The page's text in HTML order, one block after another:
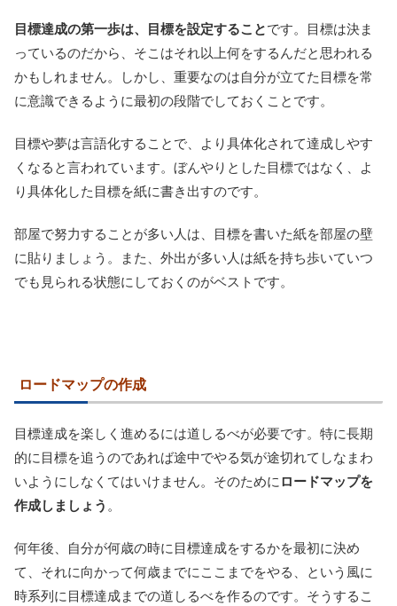
目標達成の第一歩は、目標を設定することです。目標は決ま
っているのだから、そこはそれ以上何をするんだと思われる
かもしれません。しかし、重要なのは自分が立てた目標を常
に意識できるように最初の段階でしておくことです。
目標や夢は言語化することで、より具体化されて達成しやす
くなると言われています。ぼんやりとした目標ではなく、よ
り具体化した目標を紙に書き出すのです。
部屋で努力することが多い人は、目標を書いた紙を部屋の壁
に貼りましょう。また、外出が多い人は紙を持ち歩いていつ
でも見られる状態にしておくのがベストです。
ロードマップの作成
目標達成を楽しく進めるには道しるべが必要です。特に長期
的に目標を追うのであれば途中でやる気が途切れてしなまわ
いようにしなくてはいけません。そのために ロードマップを
作成しましょう 。
何年後、自分が何歳の時に目標達成をするかを最初に決め
て、それに向かって何歳までにここまでをやる、という風に
時系列に目標達成までの道しるべを作るのです。そうするこ